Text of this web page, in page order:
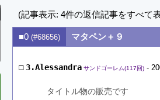
(記事表示: 4件の返信記事をすべて
■0 (#68656) マタペン＋９
□3.Alessandra サンドゴーレム(117回) -
タイトル物の販売です